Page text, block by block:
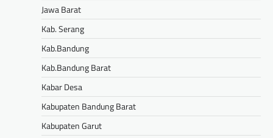
Jawa Barat
Kab. Serang
Kab.Bandung
Kab.Bandung Barat
Kabar Desa
Kabupaten Bandung Barat
Kabupaten Garut